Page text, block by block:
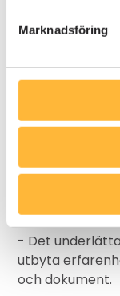
Marknadsföring
till
del vi
- Behöver vi
flöde kan vi
utvecklas
AM System
- Det
utbyta
och dokument.